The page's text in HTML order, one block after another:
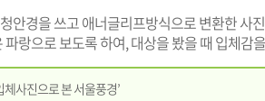
안경을 쓰고 애너글리프방식으로 변환한 사
파랑으로 보도록 하여, 대상을 봤을 때 입체감
사진으로 본 서울풍경’